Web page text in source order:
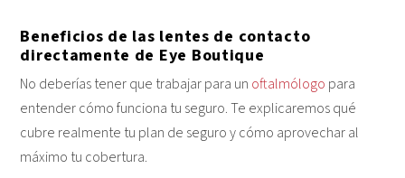
Beneficios de las lentes de contacto
directamente de Eye Boutique
No deberías tener que trabajar para un oftalmólogo para
entender cómo funciona tu seguro. Te explicaremos qué
cubre realmente tu plan de seguro y cómo aprovechar al
máximo tu cobertura.